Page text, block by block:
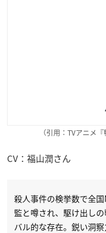
（引用：TVアニメ
CV：福山潤さん
殺人事件の検挙数で全
監と噂され、駆け出し
バル的な存在。鋭い洞